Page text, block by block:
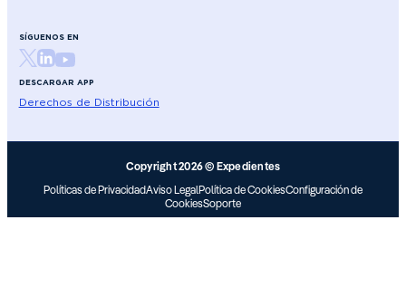
SÍGUENOS EN
DESCARGAR APP
Derechos de Distribución
Copyright 2026 © Expedientes
Políticas de PrivacidadAviso LegalPolítica de CookiesConfiguración de
CookiesSoporte